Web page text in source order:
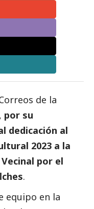
de la
por su
dedicación al
2023 a la
por el
.
equipo en la